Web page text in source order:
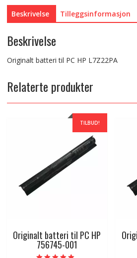
Beskrivelse Tilleggsinformasjon
Beskrivelse
Originalt batteri til PC HP L7Z22PA
Relaterte produkter
TILBUD!
Originalt batteri til PC HP
756745-001